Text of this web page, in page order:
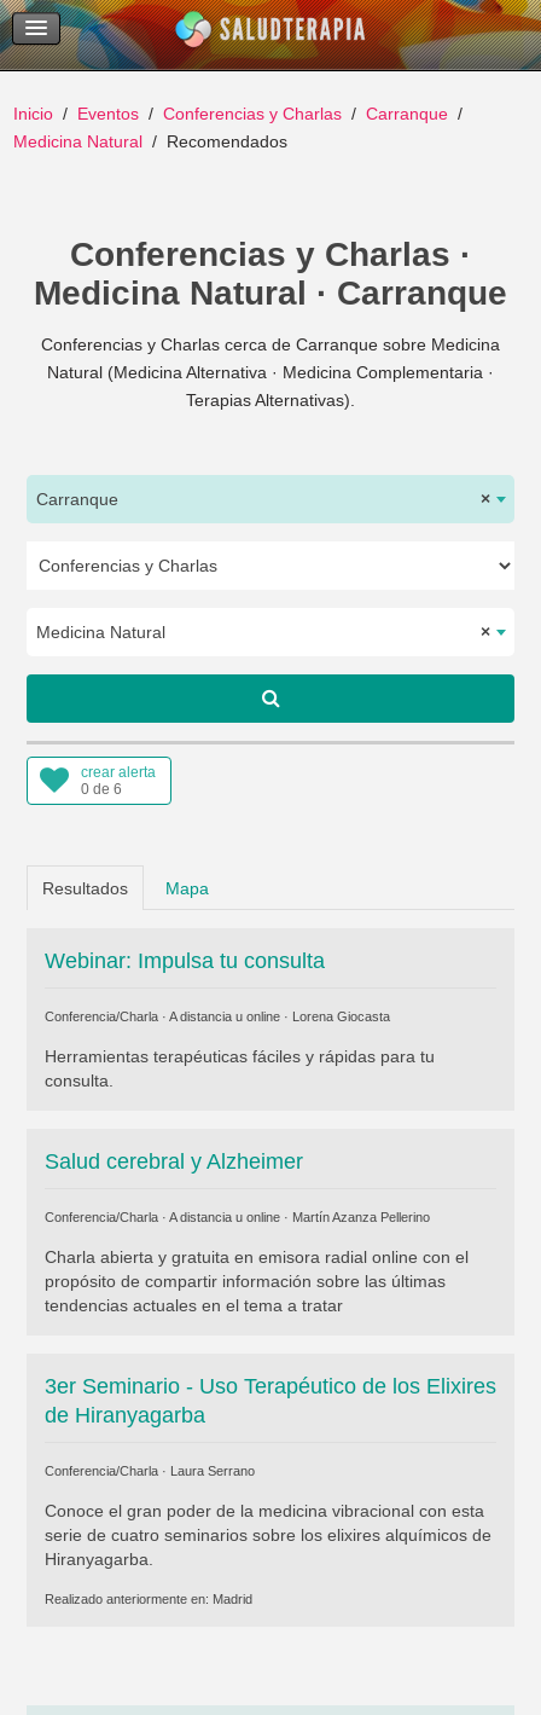
Temas Recientes
Buscar
Inicio Eventos Conferencias y Charlas
Carranque
Medicina Natural
Recomendados
Conferencias y Charlas ·
Medicina Natural · Carranque
Conferencias y Charlas cerca de Carranque sobre Medicina
Natural (Medicina Alternativa · Medicina Complementaria ·
Terapias Alternativas).
×
Carranque
×
Medicina Natural
crear alerta
0 de 6
Resultados Mapa
Webinar: Impulsa tu consulta
Conferencia/Charla · A distancia u online · Lorena Giocasta
Herramientas terapéuticas fáciles y rápidas para tu
consulta.
Salud cerebral y Alzheimer
Conferencia/Charla · A distancia u online · Martín Azanza Pellerino
Charla abierta y gratuita en emisora radial online con el
propósito de compartir información sobre las últimas
tendencias actuales en el tema a tratar
3er Seminario - Uso Terapéutico de los Elixires
de Hiranyagarba
Conferencia/Charla · Laura Serrano
Conoce el gran poder de la medicina vibracional con esta
serie de cuatro seminarios sobre los elixires alquímicos de
Hiranyagarba.
Realizado anteriormente en: Madrid